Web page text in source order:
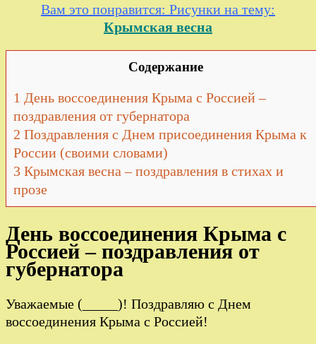
Вам это понравится: Рисунки на тему:
Крымская весна
Содержание
1 День воссоединения Крыма с Россией –
поздравления от губернатора
2 Поздравления с Днем присоединения Крыма к
России (своими словами)
3 Крымская весна – поздравления в стихах и
прозе
День воссоединения Крыма с
Россией – поздравления от
губернатора
Уважаемые (_____)! Поздравляю с Днем
воссоединения Крыма с Россией!